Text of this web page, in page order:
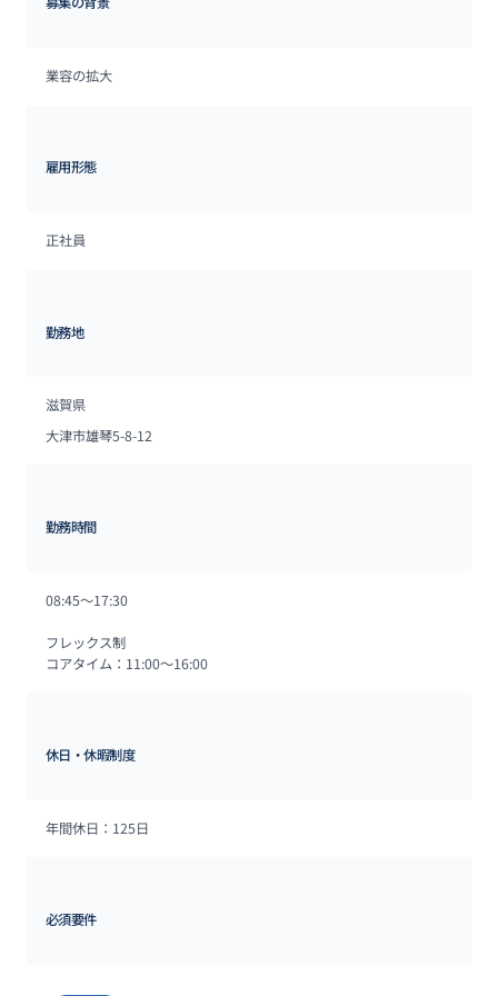
業容の拡大
雇用形態
正社員
勤務地
滋賀県
大津市雄琴5-8-12
勤務時間
08:45〜17:30
フレックス制
コアタイム：11:00～16:00
休日・休暇制度
年間休日：125日
必須要件